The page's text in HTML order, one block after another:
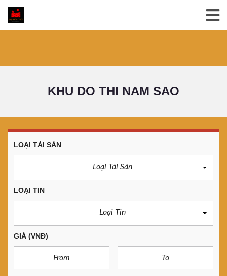
KHU DO THI NAM SAO
LOẠI TÀI SẢN
Loại Tài Sản
LOẠI TIN
Loại Tin
GIÁ (VNĐ)